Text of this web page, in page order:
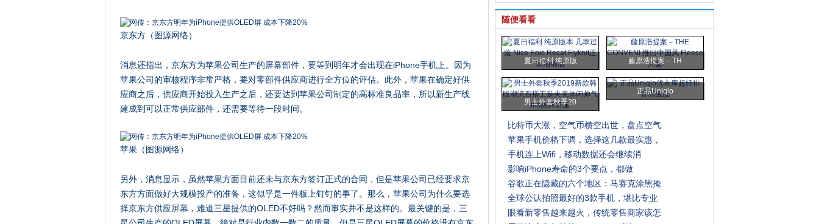
京东方（图源网络）
消息还指出，京东方为苹果公司生产的屏幕部件，要等到明年才会出现在iPhone手机上。因为
苹果公司的审核程序非常严格，要对零部件供应商进行全方位的评估。此外，苹果在确定好供
应商之后，供应商开始投入生产之后，还要达到苹果公司制定的高标准良品率，所以新生产线
建成到可以正常供应部件，还需要等待一段时间。
苹果（图源网络）
另外，消息显示，虽然苹果方面目前还未与京东方签订正式的合同，但是苹果公司已经要求京
东方方面做好大规模投产的准备，这似乎是一件板上钉钉的事了。那么，苹果公司为什么要选
择京东方供应屏幕，难道三星提供的OLED不好吗？然而事实并不是这样的。最关键的是，三
随便看看
夏日福利 纯原版 藤原浩提案－TH
男士外套秋季20
正品Uniqlo
比特币大涨，空气币横空出世，盘点空气
苹果手机价格下调，选择这几款最实惠，
手机连上Wifi，移动数据还会继续消
影响iPhone寿命的3个要点，都做
谷歌正在隐藏的六个地区：马赛克涂黑掩
全球公认拍照最好的3款手机，堪比专业
眼看新零售越来越火，传统零售商家该怎